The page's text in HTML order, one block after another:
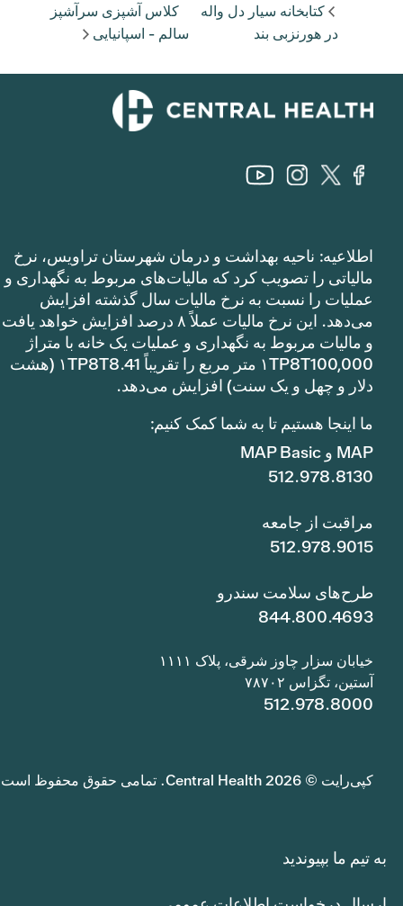
کتابخانه سیار دل واله
در هورنزبی بند
کلاس آشپزی سرآشپز
سالم - اسپانیایی
اطلاعیه: ناحیه بهداشت و درمان شهرستان تراویس، نرخ
مالیاتی را تصویب کرد که مالیات‌های مربوط به نگهداری و
عملیات را نسبت به نرخ مالیات سال گذشته افزایش
می‌دهد. این نرخ مالیات عملاً ۸ درصد افزایش خواهد یافت
و مالیات مربوط به نگهداری و عملیات یک خانه با متراژ
۱TP8T100,000 متر مربع را تقریباً ۱TP8T8.41 (هشت
دلار و چهل و یک سنت) افزایش می‌دهد.
ما اینجا هستیم تا به شما کمک کنیم:
MAP و MAP Basic
512.978.8130
مراقبت از جامعه
512.978.9015
طرح‌های سلامت سندرو
844.800.4693
خیابان سزار چاوز شرقی، پلاک ۱۱۱۱
آستین، تگزاس ۷۸۷۰۲
512.978.8000
کپی‌رایت © 2026 Central Health. تمامی حقوق محفوظ است.
به تیم ما بپیوندید